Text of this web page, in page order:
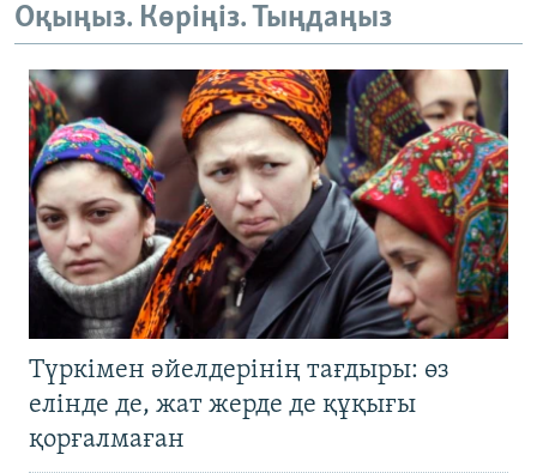
Оқыңыз. Көріңіз. Тыңдаңыз
Түркімен әйелдерінің тағдыры: өз
елінде де, жат жерде де құқығы
қорғалмаған